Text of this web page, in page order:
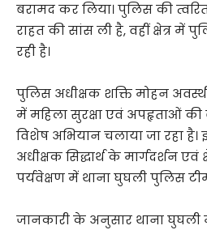
बरामद कर लिया। पुलिस की
राहत की सांस ली है, वहीं क्षेत्र में
रही है।
पुलिस अधीक्षक शक्ति मोहन
में महिला सुरक्षा एवं अपहृताओं
विशेष अभियान चलाया जा रहा
अधीक्षक सिद्धार्थ के मार्गदर्शन एवं
पर्यवेक्षण में थाना घुघली पुलिस
जानकारी के अनुसार थाना घुघली